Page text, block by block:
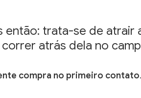
então: trata-se de atrair
atrás dela no
compra no primeiro contato.